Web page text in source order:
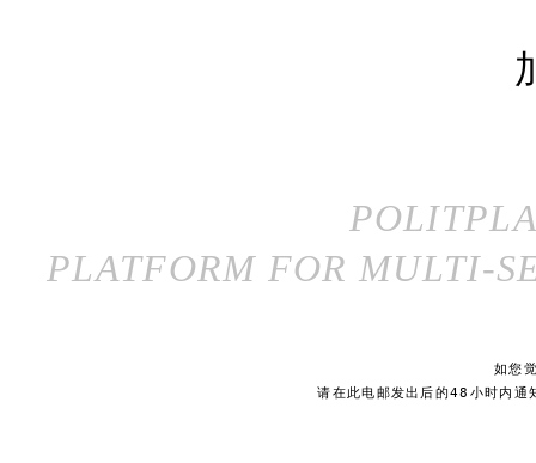
PLATFORM FOR MULTI-
如您
请在此电邮发出后的48小时内通